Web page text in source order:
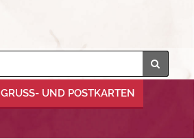
GRUSS- UND POSTKARTEN